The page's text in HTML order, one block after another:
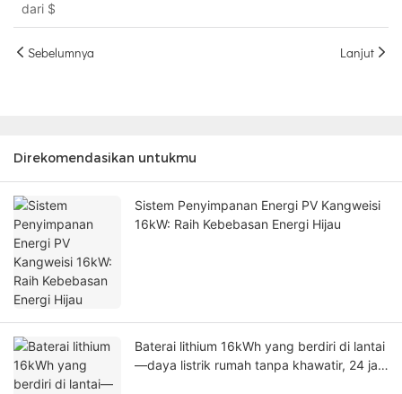
dari $
Sebelumnya Lanjut
Direkomendasikan untukmu
Sistem Penyimpanan Energi PV Kangweisi
16kW: Raih Kebebasan Energi Hijau
Baterai lithium 16kWh yang berdiri di lantai
—daya listrik rumah tanpa khawatir, 24 jam